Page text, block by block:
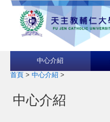
中心介紹
首頁 > 中心介紹 >
中心介紹